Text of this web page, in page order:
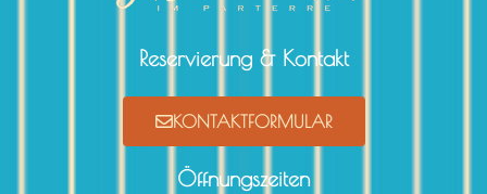
Reservierung & Kontakt
KONTAKTFORMULAR
Öffnungszeiten